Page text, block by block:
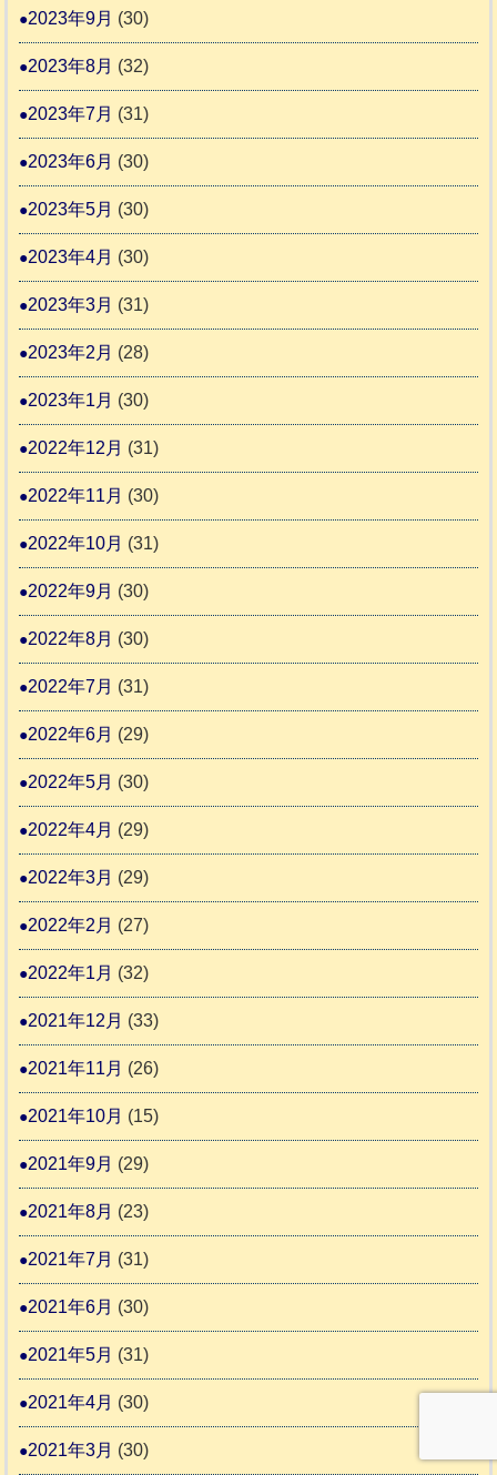
2023年9月 (30)
2023年8月 (32)
2023年7月 (31)
2023年6月 (30)
2023年5月 (30)
2023年4月 (30)
2023年3月 (31)
2023年2月 (28)
2023年1月 (30)
2022年12月 (31)
2022年11月 (30)
2022年10月 (31)
2022年9月 (30)
2022年8月 (30)
2022年7月 (31)
2022年6月 (29)
2022年5月 (30)
2022年4月 (29)
2022年3月 (29)
2022年2月 (27)
2022年1月 (32)
2021年12月 (33)
2021年11月 (26)
2021年10月 (15)
2021年9月 (29)
2021年8月 (23)
2021年7月 (31)
2021年6月 (30)
2021年5月 (31)
2021年4月 (30)
2021年3月 (30)